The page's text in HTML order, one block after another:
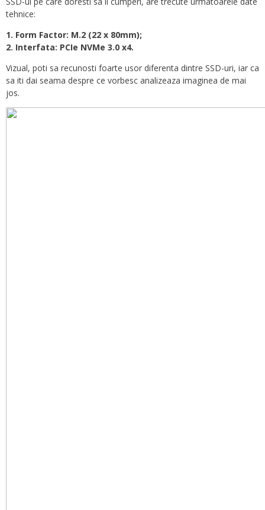
tehnice:
1. Form Factor: M.2 (22 x 80mm);
2. Interfata: PCIe NVMe 3.0 x4.
Vizual, poti sa recunosti foarte usor diferenta dintre SSD-uri, iar ca
sa iti dai seama despre ce vorbesc analizeaza imaginea de mai
jos.